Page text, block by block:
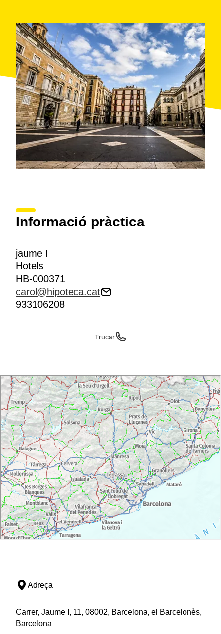
Informació pràctica
jaume I
Hotels
HB-000371
carol@hipoteca.cat
933106208
Trucar
Adreça
Carrer, Jaume I, 11, 08002, Barcelona, el Barcelonès,
Barcelona